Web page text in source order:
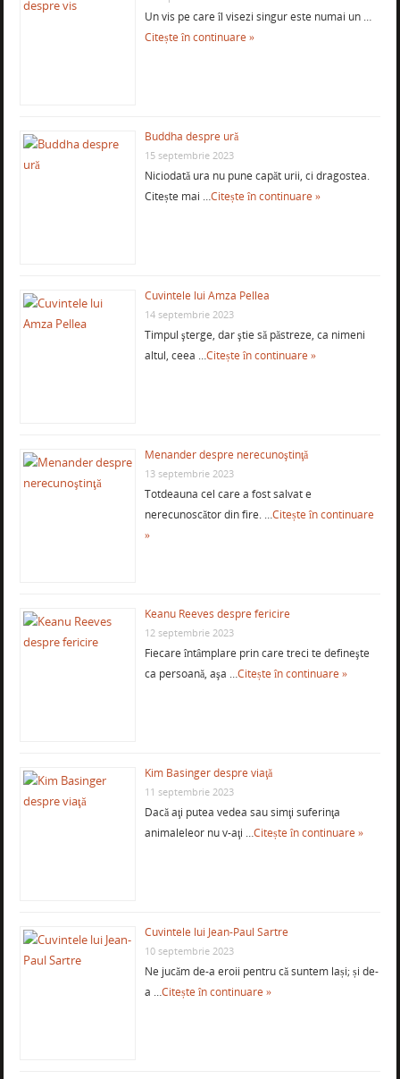
Un vis pe care îl visezi singur este numai un …
Citește în continuare »
Buddha despre ură
15 septembrie 2023
Niciodată ura nu pune capăt urii, ci dragostea.
Citește mai …Citește în continuare »
Cuvintele lui Amza Pellea
14 septembrie 2023
Timpul şterge, dar ştie să păstreze, ca nimeni
altul, ceea …Citește în continuare »
Menander despre nerecunoştinţă
13 septembrie 2023
Totdeauna cel care a fost salvat e
nerecunoscător din fire. …Citește în continuare
»
Keanu Reeves despre fericire
12 septembrie 2023
Fiecare întâmplare prin care treci te defineşte
ca persoană, aşa …Citește în continuare »
Kim Basinger despre viaţă
11 septembrie 2023
Dacă aţi putea vedea sau simţi suferinţa
animaleleor nu v-aţi …Citește în continuare »
Cuvintele lui Jean-Paul Sartre
10 septembrie 2023
Ne jucăm de-a eroii pentru că suntem lași; și de-
a …Citește în continuare »